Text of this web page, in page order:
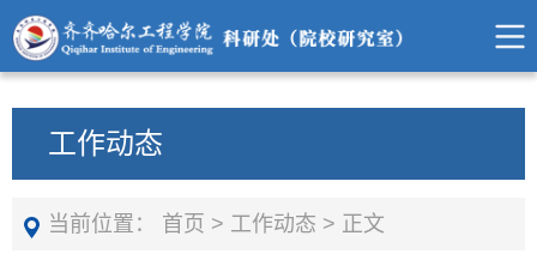
工作动态
当前位置： 首页 > 工作动态 > 正文